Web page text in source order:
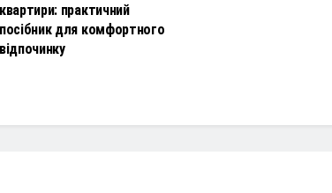
квартири: практичний
посібник для комфортного
відпочинку